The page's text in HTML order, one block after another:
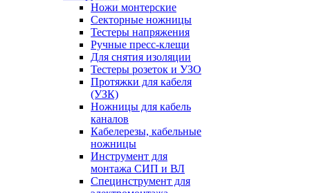
Ножи монтерские
Секторные ножницы
Тестеры напряжения
Ручные пресс-клещи
Для снятия изоляции
Тестеры розеток и УЗО
Протяжки для кабеля
(УЗК)
Ножницы для кабель
каналов
Кабелерезы, кабельные
ножницы
Инструмент для
монтажа СИП и ВЛ
Специнструмент для